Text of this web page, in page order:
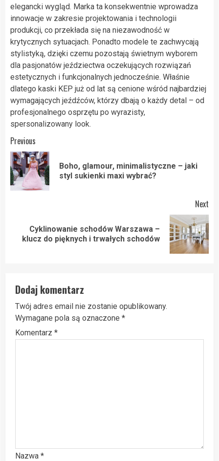
elegancki wygląd. Marka ta konsekwentnie wprowadza
innowacje w zakresie projektowania i technologii
produkcji, co przekłada się na niezawodność w
krytycznych sytuacjach. Ponadto modele te zachwycają
stylistyką, dzięki czemu pozostają świetnym wyborem
dla pasjonatów jeździectwa oczekujących rozwiązań
estetycznych i funkcjonalnych jednocześnie. Właśnie
dlatego kaski KEP już od lat są cenione wśród najbardziej
wymagających jeźdźców, którzy dbają o każdy detal – od
profesjonalnego osprzętu po wyrazisty,
spersonalizowany look.
Post
navigation
Previous
Boho, glamour, minimalistyczne – jaki
styl sukienki maxi wybrać?
Next
post:
Cyklinowanie schodów Warszawa –
klucz do pięknych i trwałych schodów
Dodaj komentarz
Twój adres email nie zostanie opublikowany.
Wymagane pola są oznaczone *
Komentarz *
Nazwa *